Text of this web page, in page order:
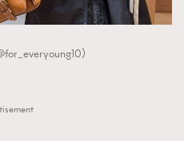
）